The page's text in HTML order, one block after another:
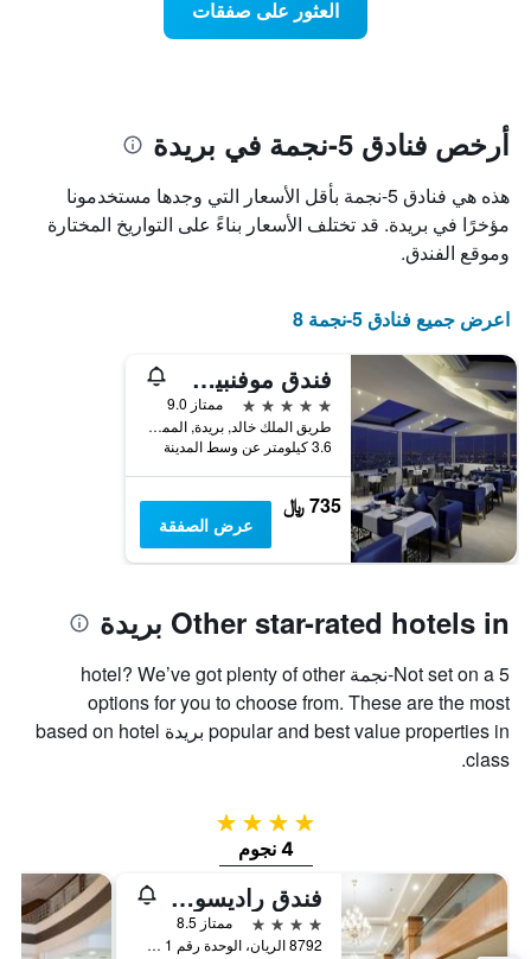
متوسط
الغرفة
هذه
الليلة
الذي
خلال
آخر
3
أيام
خلال
آخر
أيام
مع
التصنيف
حسب
يتضمن
المخطط
1
محور
X
الذي
يعرض
فئات
الفنادق
بالنجوم.
يتضمن
المخطط
محور
Y
يعرض
متوسط
سعر
غرفة
في
خلال
آخر
3
أيام
العثور على صفقات
أرخص فنادق 5-نجمة في بريدة
هذه هي فنادق 5-نجمة بأقل الأسعار التي وجدها مستخدمونا
مؤخرًا في بريدة. قد تختلف الأسعار بناءً على التواريخ المختارة
وموقع الفندق.
اعرض جميع فنادق 5-نجمة 8
فندق موفنبيك القصيم
5 نجوم
ممتاز 9.0
طريق الملك خالد, بريدة, المملكة العربية السعودية
3.6 كيلومتر عن وسط المدينة
735 ﷼
عرض الصفقة
Other star-rated hotels in بريدة
Not set on a 5-نجمة hotel? We’ve got plenty of other
options for you to choose from. These are the most
popular and best value properties in بريدة based on hotel
class.
4 نجوم
4 نجوم
فندق راديسون بلو، بريدة
4 نجوم
ممتاز 8.5
8792 الريان، الوحدة رقم 1 شارع الإمام بخاري, بريدة, المملكة العربية السعودية